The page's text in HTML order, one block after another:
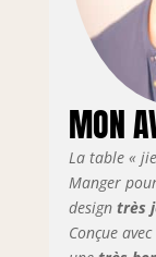
MON
La table «
Manger
design très
Conçue